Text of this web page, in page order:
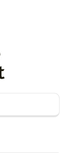
bộ phận của
và là một